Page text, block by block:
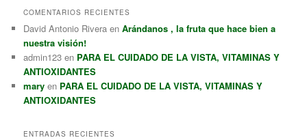
COMENTARIOS RECIENTES
David Antonio Rivera enArándanos , la fruta que hace bien a
nuestra visión!
admin123 en PARA EL CUIDADO DE LA VISTA, VITAMINAS Y
ANTIOXIDANTES
mary en PARA EL CUIDADO DE LA VISTA, VITAMINAS Y
ANTIOXIDANTES
ENTRADAS RECIENTES